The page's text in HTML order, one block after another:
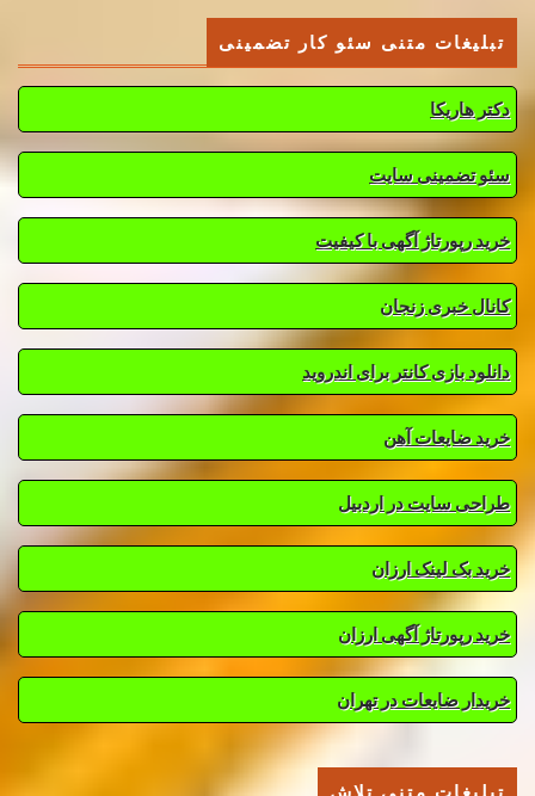
تبلیغات متنی سئو کار تضمینی
دکتر هاریکا
سئو تضمینی سایت
خرید رپورتاژ آگهی با کیفیت
کانال خبری زنجان
دانلود بازی کانتر برای اندروید
خرید ضایعات آهن
طراحی سایت در اردبیل
خرید بک لینک ارزان
خرید رپورتاژ آگهی ارزان
خریدار ضایعات در تهران